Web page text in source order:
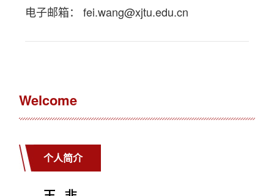
电子邮箱：fei.wang@xjtu.edu.cn
Welcome
个人简介